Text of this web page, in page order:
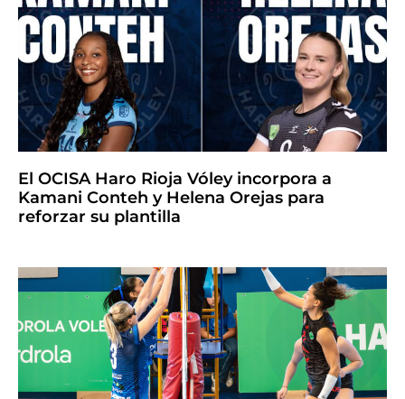
El OCISA Haro Rioja Vóley incorpora a
Kamani Conteh y Helena Orejas para
reforzar su plantilla